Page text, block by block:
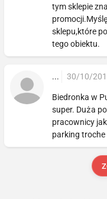
tym sklepie
sklepu,które
tego obiektu.
... 30/10/
Biedronka w
super. Duża
pracownicy
parking troche